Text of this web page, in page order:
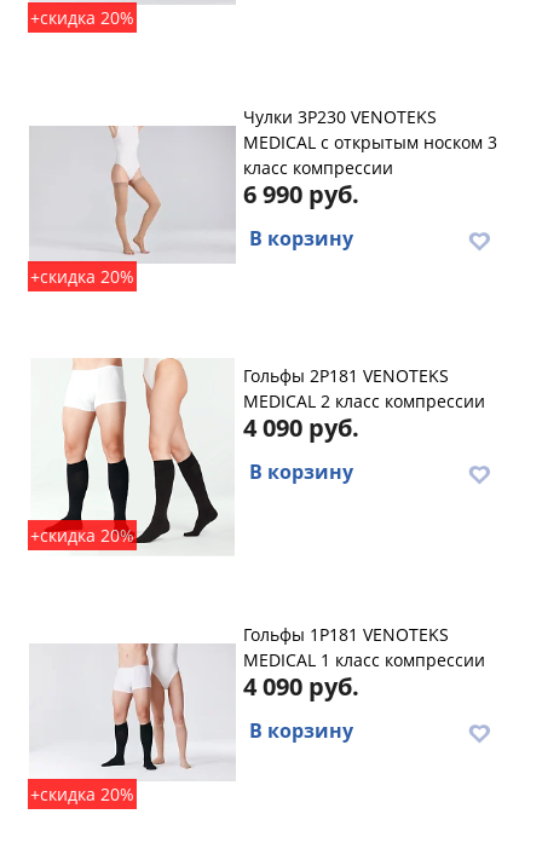
+скидка 20%
+скидка 20%
Чулки 3P230 VENOTEKS
MEDICAL с открытым носком 3
класс компрессии
6 990 руб.
В корзину
+скидка 20%
Гольфы 2P181 VENOTEKS
MEDICAL 2 класс компрессии
4 090 руб.
В корзину
+скидка 20%
Гольфы 1P181 VENOTEKS
MEDICAL 1 класс компрессии
4 090 руб.
В корзину